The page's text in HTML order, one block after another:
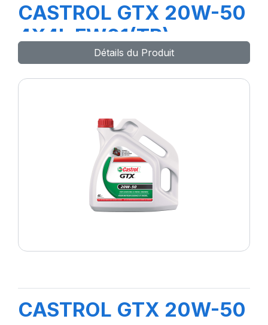
CASTROL GTX 20W-50
4X4L FW01(TR)
Détails du Produit
CASTROL GTX 20W-50